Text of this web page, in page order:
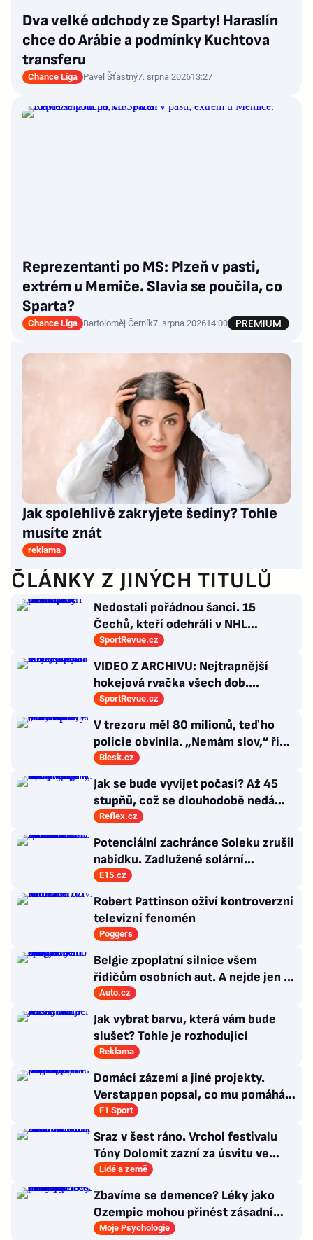
Dva velké odchody ze Sparty! Haraslín
chce do Arábie a podmínky Kuchtova
transferu
Chance Liga Pavel Šťastný7. srpna 202613:27
Reprezentanti po MS: Plzeň v pasti,
extrém u Memiče. Slavia se poučila, co
Sparta?
Chance Liga Bartoloměj Černík7. srpna 202614:00
Jak spolehlivě zakryjete šediny? Tohle
musíte znát
reklama
ČLÁNKY Z JINÝCH TITULŮ
Nedostali pořádnou šanci. 15
Čechů, kteří odehráli v NHL
maximálně dva zápasy
SportRevue.cz
VIDEO Z ARCHIVU: Nejtrapnější
hokejová rvačka všech dob.
Nepadla v ní ani rána
SportRevue.cz
V trezoru měl 80 milionů, teď ho
policie obvinila. „Nemám slov,“ říká
exšéf Správy železnic
Blesk.cz
Jak se bude vyvíjet počasí? Až 45
stupňů, což se dlouhodobě nedá
vydržet, varuje klimatolog Radim
Reflex.cz
Potenciální zachránce Soleku zrušil
nabídku. Zadlužené solární
společnosti hrozí konkurz
E15.cz
Robert Pattinson oživí kontroverzní
televizní fenomén
Poggers
Belgie zpoplatní silnice všem
řidičům osobních aut. A nejde jen o
dálnice
Auto.cz
Jak vybrat barvu, která vám bude
slušet? Tohle je rozhodující
Reklama
Domácí zázemí a jiné projekty.
Verstappen popsal, co mu pomáhá
se soustředit na závodění
F1 Sport
Sraz v šest ráno. Vrchol festivalu
Tóny Dolomit zazní za úsvitu ve
3000 metrech
Lidé a země
Zbavíme se demence? Léky jako
Ozempic mohou přinést zásadní
průlom v léčbě Alzheimerovy
Moje Psychologie